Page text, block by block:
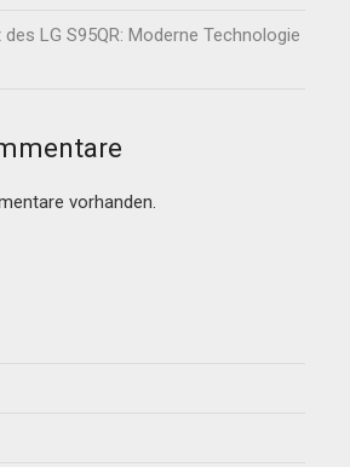
LG S95QR: Moderne Technologie
vorhanden.